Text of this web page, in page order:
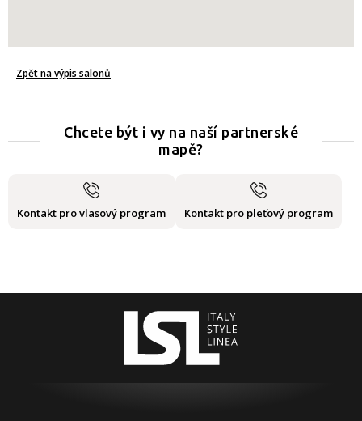
Zpět na výpis salonů
Chcete být i vy na naší partnerské
mapě?
Kontakt pro vlasový program Kontakt pro pleťový program